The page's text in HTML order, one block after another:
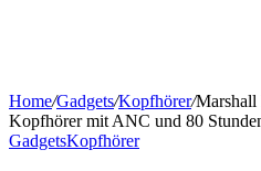
Home/Gadgets/Kopfhörer/
Kopfhörer mit ANC und 80
GadgetsKopfhörer